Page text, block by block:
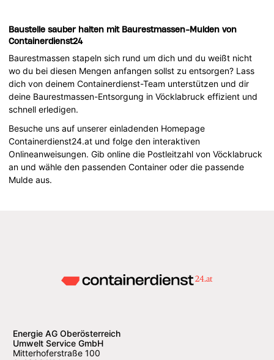
Baustelle sauber halten mit Baurestmassen-Mulden von
Containerdienst24
Baurestmassen stapeln sich rund um dich und du weißt nicht
wo du bei diesen Mengen anfangen sollst zu entsorgen? Lass
dich von deinem Containerdienst-Team unterstützen und dir
deine Baurestmassen-Entsorgung in Vöcklabruck effizient und
schnell erledigen.
Besuche uns auf unserer einladenden Homepage
Containerdienst24.at und folge den interaktiven
Onlineanweisungen. Gib online die Postleitzahl von Vöcklabruck
an und wähle den passenden Container oder die passende
Mulde aus.
Energie AG Oberösterreich
Umwelt Service GmbH
Mitterhoferstraße 100